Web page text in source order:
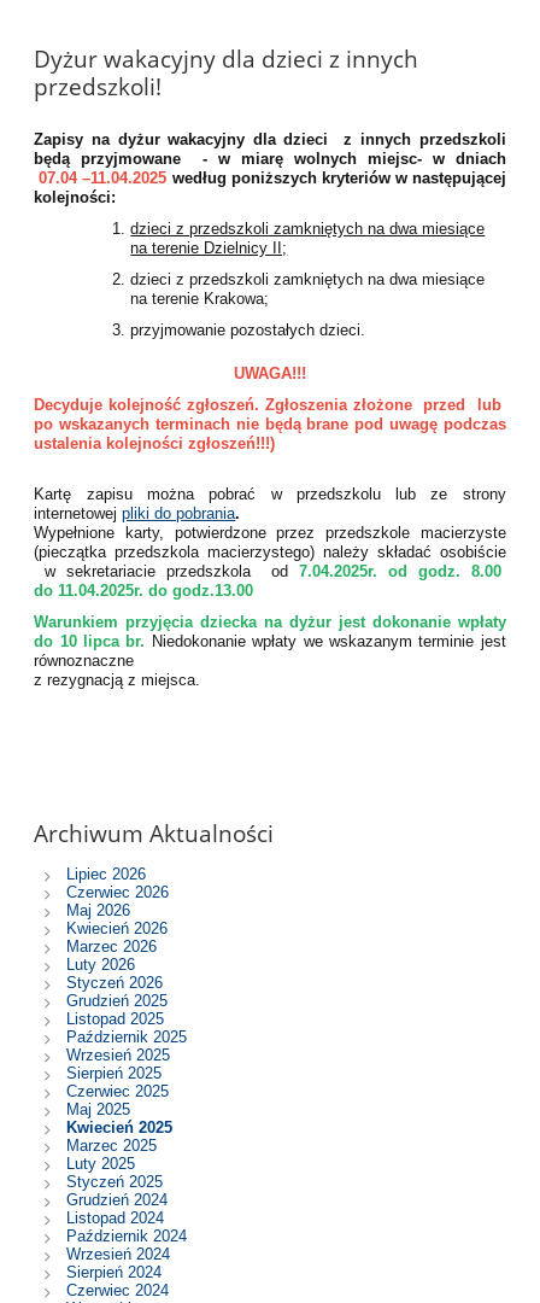
Dyżur wakacyjny dla dzieci z innych
przedszkoli!
Zapisy na dyżur wakacyjny dla dzieci z innych przedszkoli
będą przyjmowane - w miarę wolnych miejsc- w dniach
07.04 –11.04.2025 według poniższych kryteriów w następującej
kolejności:
dzieci z przedszkoli zamkniętych na dwa miesiące
na terenie Dzielnicy II;
dzieci z przedszkoli zamkniętych na dwa miesiące
na terenie Krakowa;
przyjmowanie pozostałych dzieci.
UWAGA!!!
Decyduje kolejność zgłoszeń. Zgłoszenia złożone przed lub
po wskazanych terminach nie będą brane pod uwagę podczas
ustalenia kolejności zgłoszeń!!!)
Kartę zapisu można pobrać w przedszkolu lub ze strony
internetowejpliki do pobrania.
Wypełnione karty, potwierdzone przez przedszkole macierzyste
(pieczątka przedszkola macierzystego) należy składać osobiście
w sekretariacie przedszkola od7.04.2025r. od godz. 8.00
do 11.04.2025r. do godz.13.00
Warunkiem przyjęcia dziecka na dyżur jest dokonanie wpłaty
do 10 lipca br. Niedokonanie wpłaty we wskazanym terminie jest
równoznaczne
z rezygnacją z miejsca.
Archiwum Aktualności
Lipiec 2026
Czerwiec 2026
Maj 2026
Kwiecień 2026
Marzec 2026
Luty 2026
Styczeń 2026
Grudzień 2025
Listopad 2025
Październik 2025
Wrzesień 2025
Sierpień 2025
Czerwiec 2025
Maj 2025
Kwiecień 2025
Marzec 2025
Luty 2025
Styczeń 2025
Grudzień 2024
Listopad 2024
Październik 2024
Wrzesień 2024
Sierpień 2024
Czerwiec 2024